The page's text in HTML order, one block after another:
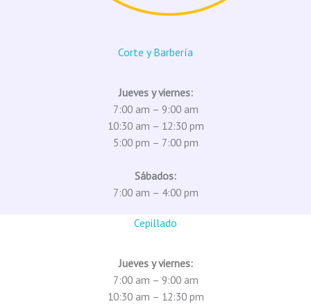
Corte y Barbería
Jueves y viernes:
7:00 am – 9:00 am
10:30 am – 12:30 pm
5:00 pm – 7:00 pm
Sábados:
7:00 am – 4:00 pm
Cepillado
Jueves y viernes:
7:00 am – 9:00 am
10:30 am – 12:30 pm